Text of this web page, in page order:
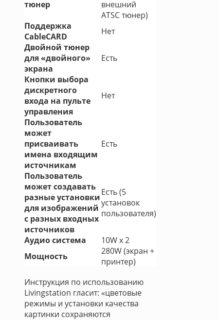
тюнер
внешний
ATSC тюнер)
Поддержка
CableCARD
Нет
Двойной тюнер
для «двойного»
экрана
Есть
Кнопки выбора
дискретного
входа на пульте
управления
Нет
Пользователь
может
присваивать
имена входящим
источникам
Есть
Пользователь
может создавать
разные установки
для изображений
с разных входных
источников
Есть (5
установок
пользователя)
Аудио система
10W х 2
Мощность
280W (экран +
принтер)
Инструкция по использованию
Livingstation гласит: «цветовые
режимы и установки качества
картинки сохраняются